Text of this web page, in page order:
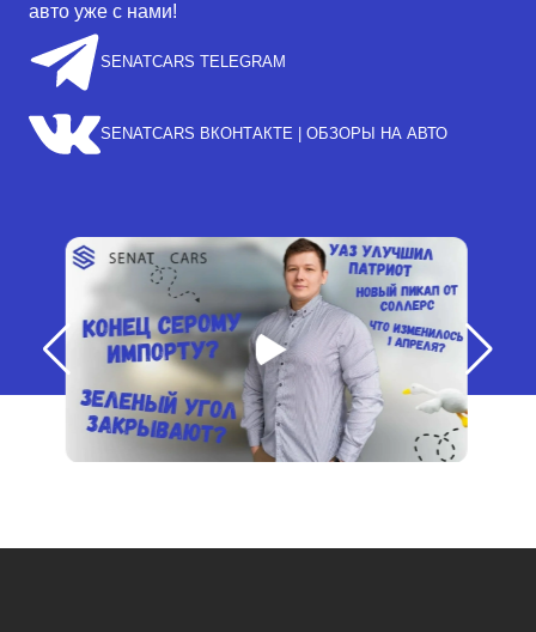
авто уже с нами!
SENATCARS TELEGRAM
SENATCARS ВКОНТАКТЕ | ОБЗОРЫ НА АВТО